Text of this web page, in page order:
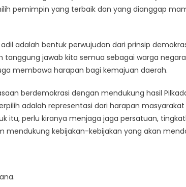
pemimpin yang terbaik dan yang dianggap
adalah bentuk perwujudan dari prinsip
tanggung jawab kita semua sebagai warga
membawa harapan bagi kemajuan daerah.
berdemokrasi dengan mendukung hasil
adalah representasi dari harapan
itu, perlu kiranya menjaga jaga persatuan,
mendukung kebijakan-kebijakan yang akan